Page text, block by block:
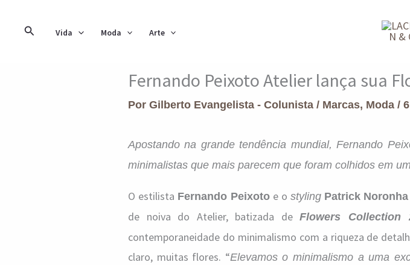
Pesquisar
Vida Moda Arte
Fernando Peixoto Atelier lança sua
Por Gilberto Evangelista - Colunista / Marcas, Moda /
Apostando na grande tendência mundial, Fernando
minimalistas que mais parecem que foram colhidos em
O estilista Fernando Peixotoe o styling Patrick Noronha
de noiva do Atelier, batizada deFlowers Collection
contemporaneidade do minimalismo com a riqueza de
claro, muitas flores. “Elevamos o minimalismo a uma